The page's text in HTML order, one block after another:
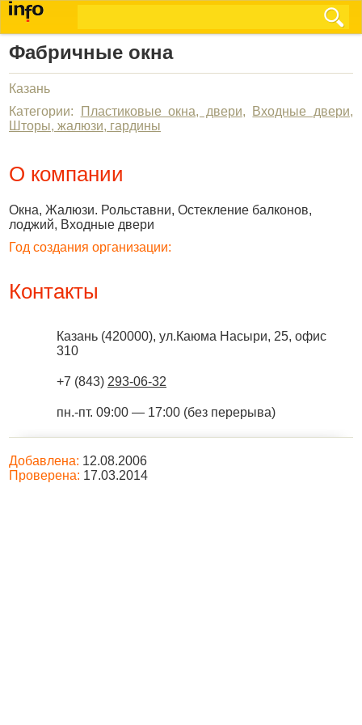
Фабричные окна
Казань
Категории:
Пластиковые окна, двери, Входные двери,
Шторы, жалюзи, гардины
О компании
Окна, Жалюзи. Рольставни, Остекление балконов,
лоджий, Входные двери
Год создания организации:
Контакты
Казань (420000), ул.Каюма Насыри, 25, офис
310
+7 (843) 293-06-32
пн.-пт. 09:00 — 17:00 (без перерыва)
Добавлена: 12.08.2006
Проверена: 17.03.2014